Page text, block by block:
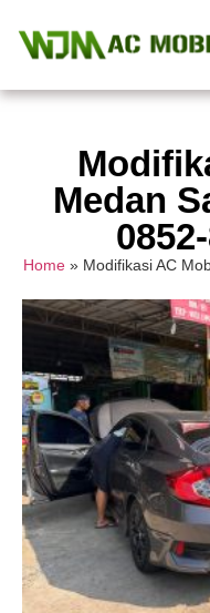
Medan
Home » Modifikasi AC